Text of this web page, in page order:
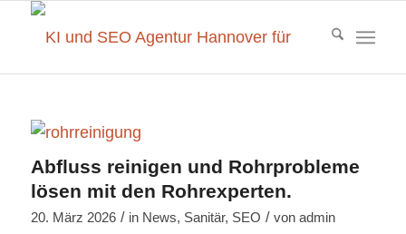
Abfluss reinigen und Rohrprobleme
lösen mit den Rohrexperten.
20. März 2026 / in News, Sanitär, SEO / von admin